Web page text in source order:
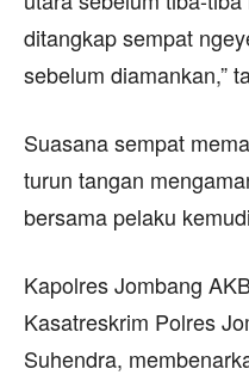
ditangkap sempat
sebelum diamankan,”
Suasana sempat
turun tangan
bersama pelaku
Kapolres Jombang
Kasatreskrim Polres
Suhendra,